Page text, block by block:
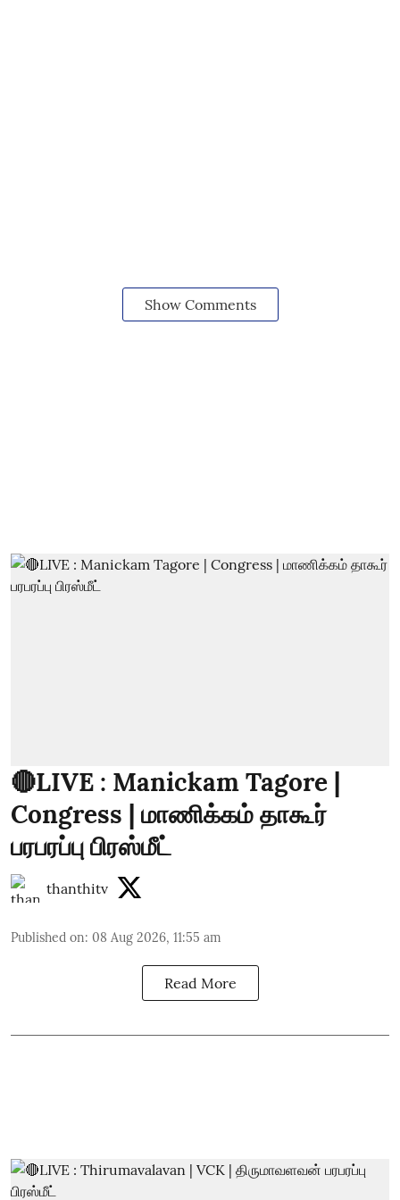
Show Comments
🔴LIVE : Manickam Tagore |
Congress | மாணிக்கம் தாகூர்
பரபரப்பு பிரஸ்மீட்
thanthitv
Published on: 08 Aug 2026, 11:55 am
Read More